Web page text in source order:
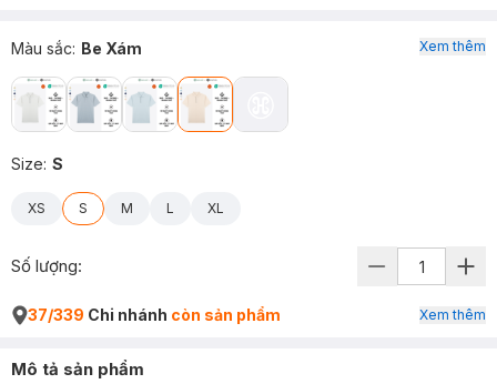
Màu sắc: Be Xám
Size: S
XS S M L XL
Xem thêm
Số lượng:
37/339 Chi nhánh còn sản phẩm Xem thêm
Mô tả sản phẩm